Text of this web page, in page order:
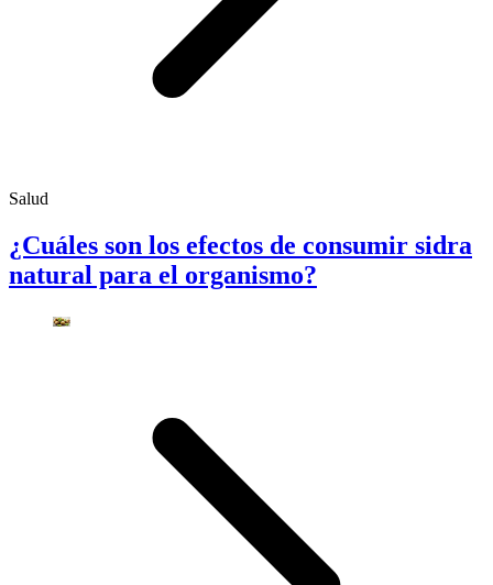
Salud
¿Cuáles son los efectos de consumir sidra
natural para el organismo?